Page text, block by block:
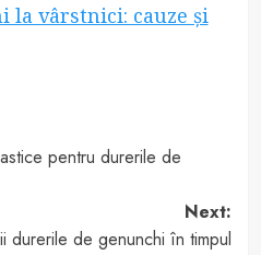
la vârstnici: cauze și
pentru durerile de
Next:
durerile de genunchi în timpul